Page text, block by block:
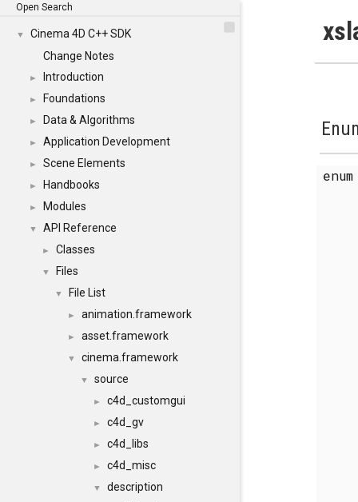
Open Search
▼
Cinema 4D C++ SDK
Change Notes
► Introduction
► Foundations
► Data & Algorithms
► Application Development
► Scene Elements
► Handbooks
► Modules
▼ API Reference
► Classes
▼ Files
▼ File List
► animation.framework
► asset.framework
▼ cinema.framework
▼ source
► c4d_customgui
► c4d_gv
► c4d_libs
► c4d_misc
▼
description